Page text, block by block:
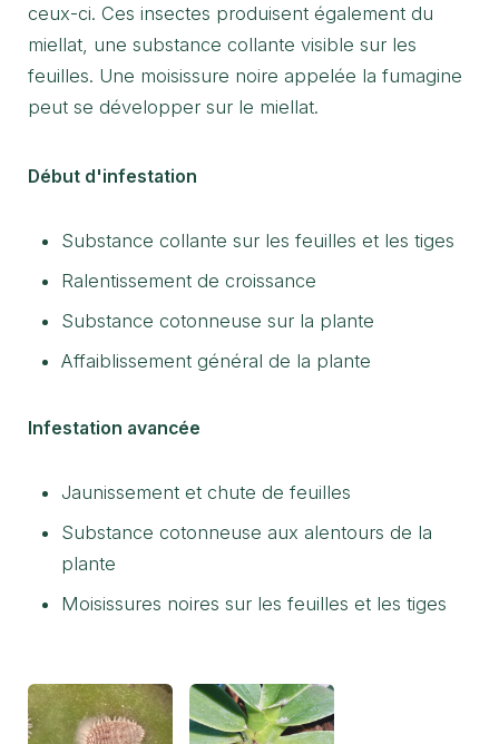
ceux-ci. Ces insectes produisent également du
miellat, une substance collante visible sur les
feuilles. Une moisissure noire appelée la fumagine
peut se développer sur le miellat.
Début d'infestation
Substance collante sur les feuilles et les tiges
Ralentissement de croissance
Substance cotonneuse sur la plante
Affaiblissement général de la plante
Infestation avancée
Jaunissement et chute de feuilles
Substance cotonneuse aux alentours de la
plante
Moisissures noires sur les feuilles et les tiges